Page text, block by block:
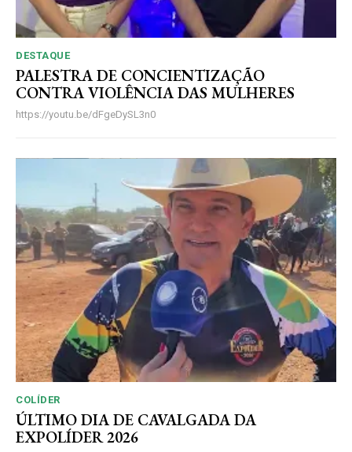
DESTAQUE
PALESTRA DE CONCIENTIZAÇÃO
CONTRA VIOLÊNCIA DAS MULHERES
https://youtu.be/dFgeDySL3n0
COLÍDER
ÚLTIMO DIA DE CAVALGADA DA
EXPOLÍDER 2026